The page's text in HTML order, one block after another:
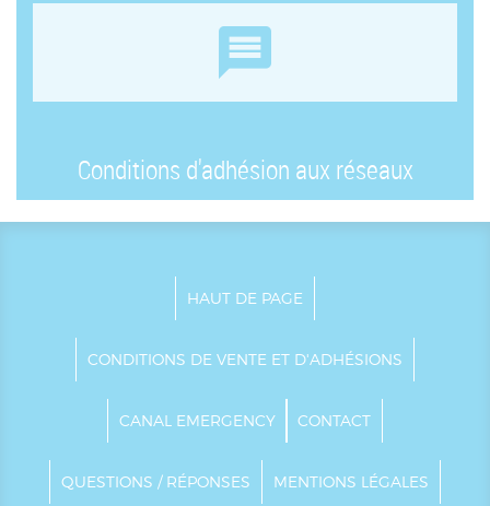
Conditions d'adhésion aux réseaux
HAUT DE PAGE
CONDITIONS DE VENTE ET D'ADHÉSIONS
CANAL EMERGENCY CONTACT
QUESTIONS / RÉPONSES MENTIONS LÉGALES